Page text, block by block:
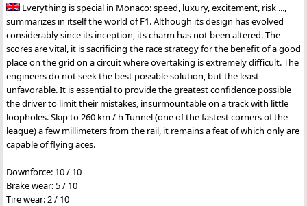
Everything is special in Monaco: speed, luxury, excitement, risk ...,
summarizes in itself the world of F1. Although its design has evolved
considerably since its inception, its charm has not been altered. The
scores are vital, it is sacrificing the race strategy for the benefit of a good
place on the grid on a circuit where overtaking is extremely difficult. The
engineers do not seek the best possible solution, but the least
unfavorable. It is essential to provide the greatest confidence possible
the driver to limit their mistakes, insurmountable on a track with little
loopholes. Skip to 260 km / h Tunnel (one of the fastest corners of the
league) a few millimeters from the rail, it remains a feat of which only are
capable of flying aces.
Downforce: 10 / 10
Brake wear: 5 / 10
Tire wear: 2 / 10